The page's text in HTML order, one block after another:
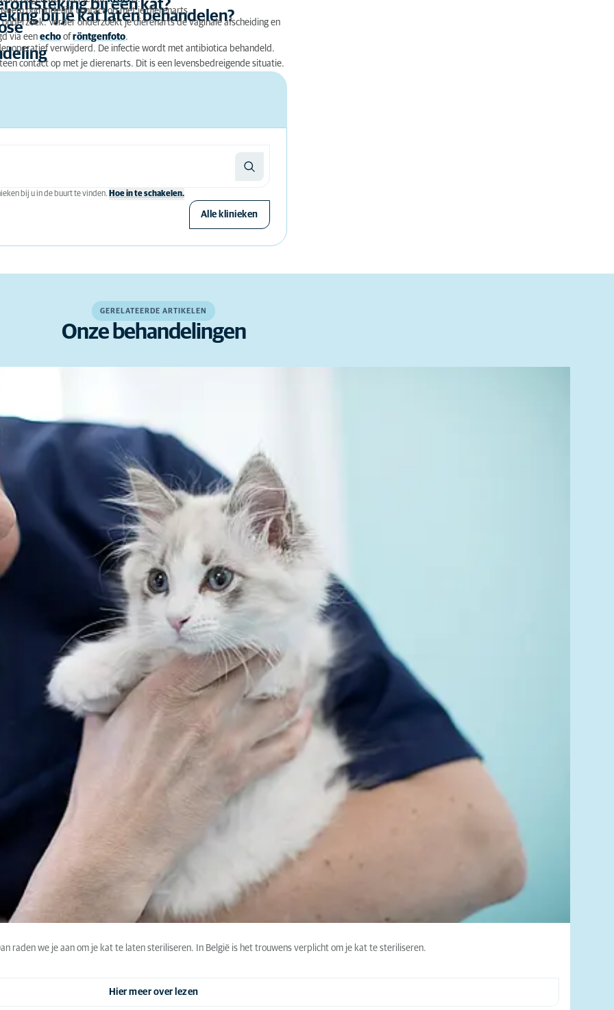
bij een kat?
bij je kat laten behandelen?
onmiddellijk contact op met je dierenarts.
Verder onderzoekt je dierenarts de vaginale afscheiding en
via een echo ofröntgenfoto.
operatief verwijderd. De infectie wordt met antibiotica behandeld.
contact op met je dierenarts. Dit is een levensbedreigende situatie.
bij u in de buurt te vinden. Hoe in te schakelen.
Alle klinieken
GERELATEERDE ARTIKELEN
Onze behandelingen
raden we je aan om je kat te laten steriliseren. In België is het trouwens verplicht om je kat te steriliseren.
Hier meer over lezen